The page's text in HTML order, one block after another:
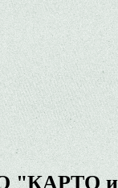
"КАРТО